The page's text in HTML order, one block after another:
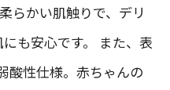
らかい肌触りで、デリ
も安心です。 また、表
酸性仕様。赤ちゃんの